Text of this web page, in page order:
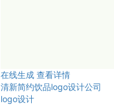
在线生成 查看详情
清新简约饮品logo设计公司
logo设计